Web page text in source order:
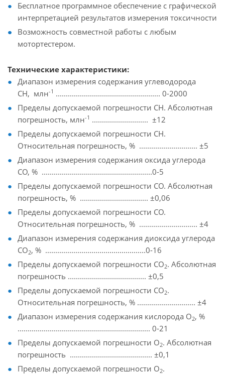
Бесплатное программное обеспечение с графической
интерпретацией результатов измерения токсичности
Возможность совместной работы с любым
мотортестером.
Технические характеристики:
Диапазон измерения содержания углеводорода
СН, млн-1 .................................................... 0-2000
Пределы допускаемой погрешности СН. Абсолютная
погрешность, млн-1 ............................ ±12
Пределы допускаемой погрешности СН.
Относительная погрешность, % ............................. ±5
Диапазон измерения содержания оксида углерода
СО, % .......................................................0-5
Пределы допускаемой погрешности СО. Абсолютная
погрешность, % .................................. ±0,06
Пределы допускаемой погрешности СО.
Относительная погрешность, % ............................. ±4
Диапазон измерения содержания диоксида углерода
СО2, % ..................................................0-16
Пределы допускаемой погрешности СО2. Абсолютная
погрешность ....................................... ±0,5
Пределы допускаемой погрешности СО2.
Относительная погрешность, % ............................. ±4
Диапазон измерения содержания кислорода O2, %
.................................................................. 0-21
Пределы допускаемой погрешности О2. Абсолютная
погрешность ......................................... ±0,1
Пределы допускаемой погрешности О2.